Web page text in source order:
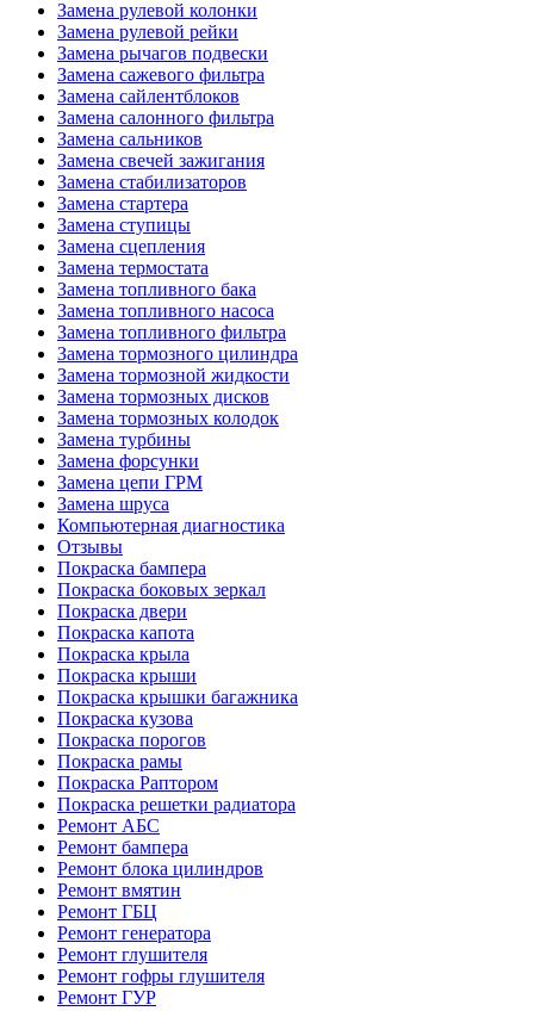
Замена рулевой колонки
Замена рулевой рейки
Замена рычагов подвески
Замена сажевого фильтра
Замена сайлентблоков
Замена салонного фильтра
Замена сальников
Замена свечей зажигания
Замена стабилизаторов
Замена стартера
Замена ступицы
Замена сцепления
Замена термостата
Замена топливного бака
Замена топливного насоса
Замена топливного фильтра
Замена тормозного цилиндра
Замена тормозной жидкости
Замена тормозных дисков
Замена тормозных колодок
Замена турбины
Замена форсунки
Замена цепи ГРМ
Замена шруса
Компьютерная диагностика
Отзывы
Покраска бампера
Покраска боковых зеркал
Покраска двери
Покраска капота
Покраска крыла
Покраска крыши
Покраска крышки багажника
Покраска кузова
Покраска порогов
Покраска рамы
Покраска Раптором
Покраска решетки радиатора
Ремонт АБС
Ремонт бампера
Ремонт блока цилиндров
Ремонт вмятин
Ремонт ГБЦ
Ремонт генератора
Ремонт глушителя
Ремонт гофры глушителя
Ремонт ГУР